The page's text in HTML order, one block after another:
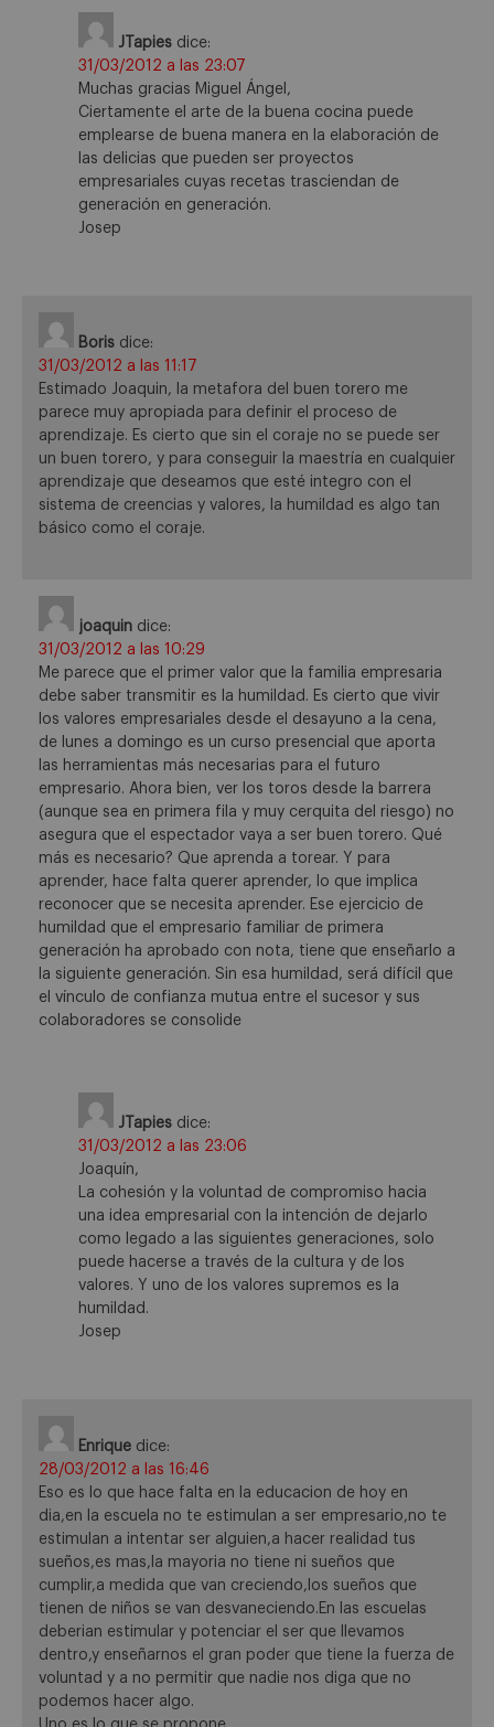
JTapies dice:
31/03/2012 a las 23:07
Muchas gracias Miguel Ángel,
Ciertamente el arte de la buena cocina puede
emplearse de buena manera en la elaboración de
las delicias que pueden ser proyectos
empresariales cuyas recetas trasciendan de
generación en generación.
Josep
Boris dice:
31/03/2012 a las 11:17
Estimado Joaquin, la metafora del buen torero me
parece muy apropiada para definir el proceso de
aprendizaje. Es cierto que sin el coraje no se puede ser
un buen torero, y para conseguir la maestría en cualquier
aprendizaje que deseamos que esté integro con el
sistema de creencias y valores, la humildad es algo tan
básico como el coraje.
joaquin dice:
31/03/2012 a las 10:29
Me parece que el primer valor que la familia empresaria
debe saber transmitir es la humildad. Es cierto que vivir
los valores empresariales desde el desayuno a la cena,
de lunes a domingo es un curso presencial que aporta
las herramientas más necesarias para el futuro
empresario. Ahora bien, ver los toros desde la barrera
(aunque sea en primera fila y muy cerquita del riesgo) no
asegura que el espectador vaya a ser buen torero. Qué
más es necesario? Que aprenda a torear. Y para
aprender, hace falta querer aprender, lo que implica
reconocer que se necesita aprender. Ese ejercicio de
humildad que el empresario familiar de primera
generación ha aprobado con nota, tiene que enseñarlo a
la siguiente generación. Sin esa humildad, será difícil que
el vínculo de confianza mutua entre el sucesor y sus
colaboradores se consolide
JTapies dice:
31/03/2012 a las 23:06
Joaquín,
La cohesión y la voluntad de compromiso hacia
una idea empresarial con la intención de dejarlo
como legado a las siguientes generaciones, solo
puede hacerse a través de la cultura y de los
valores. Y uno de los valores supremos es la
humildad.
Josep
Enrique dice:
28/03/2012 a las 16:46
Eso es lo que hace falta en la educacion de hoy en
dia,en la escuela no te estimulan a ser empresario,no te
estimulan a intentar ser alguien,a hacer realidad tus
sueños,es mas,la mayoria no tiene ni sueños que
cumplir,a medida que van creciendo,los sueños que
tienen de niños se van desvaneciendo.En las escuelas
deberian estimular y potenciar el ser que llevamos
dentro,y enseñarnos el gran poder que tiene la fuerza de
voluntad y a no permitir que nadie nos diga que no
podemos hacer algo.